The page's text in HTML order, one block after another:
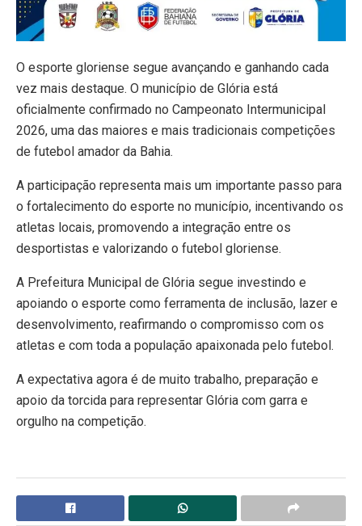
O esporte gloriense segue avançando e ganhando cada
vez mais destaque. O município de Glória está
oficialmente confirmado no Campeonato Intermunicipal
2026, uma das maiores e mais tradicionais competições
de futebol amador da Bahia.
A participação representa mais um importante passo para
o fortalecimento do esporte no município, incentivando os
atletas locais, promovendo a integração entre os
desportistas e valorizando o futebol gloriense.
A Prefeitura Municipal de Glória segue investindo e
apoiando o esporte como ferramenta de inclusão, lazer e
desenvolvimento, reafirmando o compromisso com os
atletas e com toda a população apaixonada pelo futebol.
A expectativa agora é de muito trabalho, preparação e
apoio da torcida para representar Glória com garra e
orgulho na competição.